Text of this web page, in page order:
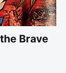
Brave